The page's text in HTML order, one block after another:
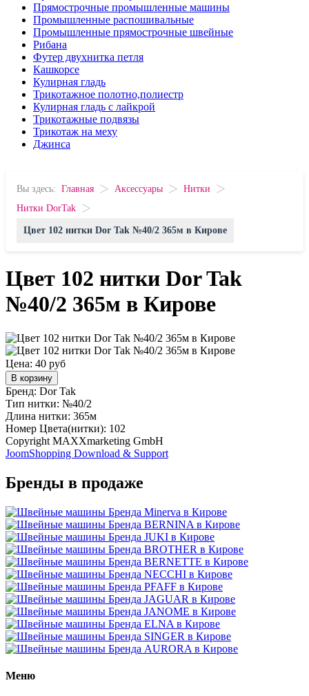
Прямострочные промышленные машины
Промышленные распошивальные
Промышленные прямострочные швейные
Рибана
Футер двухнитка петля
Кашкорсе
Кулирная гладь
Трикотажное полотно,полиестр
Кулирная гладь с лайкрой
Трикотажные подвязы
Трикотаж на меху
Джинса
Вы здесь: Главная > Аксессуары > Нитки >
Нитки DorTak >
Цвет 102 нитки Dor Tak №40/2 365м в Кирове
Цвет 102 нитки Dor Tak
№40/2 365м в Кирове
Цена: 40 руб
В корзину
Бренд: Dor Tak
Тип нитки: №40/2
Длина нитки: 365м
Номер Цвета(нитки): 102
Copyright MAXXmarketing GmbH
JoomShopping Download & Support
Бренды в продаже
Меню